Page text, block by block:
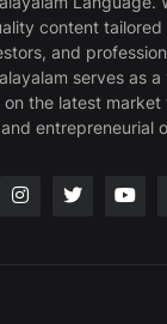
content
and
serves as
the latest market
entrepreneurial